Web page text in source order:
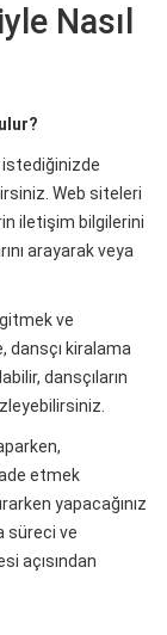
Nasıl
istediğinizde
Web siteleri
iletişim bilgilerini
arayarak veya
ve
dansçı kiralama
dansçıların
etmek
yapacağınız
süreci ve
açısından